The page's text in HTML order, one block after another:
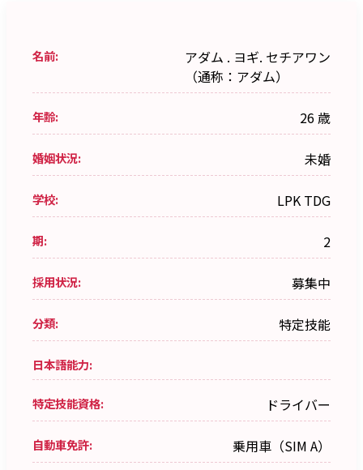
名前:
アダム . ヨギ. セチアワン
（通称：アダム）
年齢: 26 歳
婚姻状況: 未婚
学校: LPK TDG
期: 2
採用状況: 募集中
分類: 特定技能
日本語能力:
特定技能資格: ドライバー
自動車免許: 乗用車（SIM A）